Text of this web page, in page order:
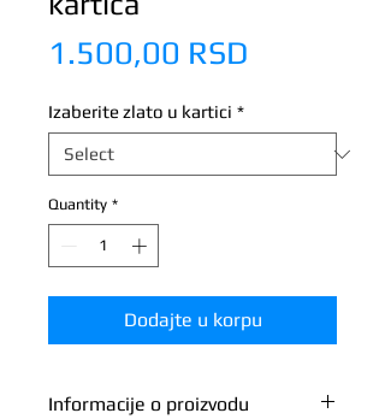
1.500,00 RSD
Izaberite zlato u kartici *
Quantity *
Dodajte u korpu
Informacije o proizvodu